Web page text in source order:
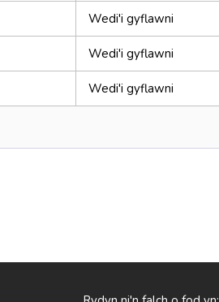
Wedi'i gyflawni
Wedi'i gyflawni
Wedi'i gyflawni